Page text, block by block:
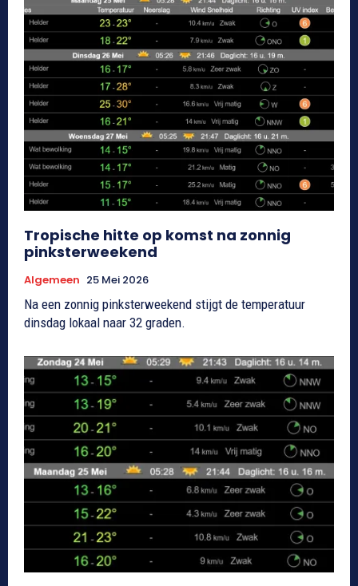
Tropische hitte op komst na zonnig
pinksterweekend
Algemeen 25 Mei 2026
Na een zonnig pinksterweekend stijgt de temperatuur
dinsdag lokaal naar 32 graden.